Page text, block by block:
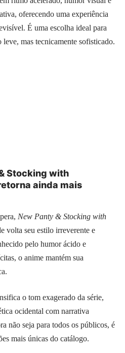
oferecendo uma experiência
É uma escolha ideal para
leve, mas tecnicamente sofisticado.
Stocking with
ainda mais
New Panty & Stocking with
volta seu estilo irreverente e
pelo humor ácido e
o anime mantém sua
o tom exagerado da série,
ocidental com narrativa
não seja para todos os públicos, é
mais únicas do catálogo.